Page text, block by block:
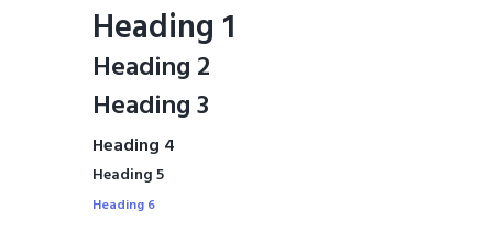
Heading 1
Heading 2
Heading 3
Heading 4
Heading 5
Heading 6